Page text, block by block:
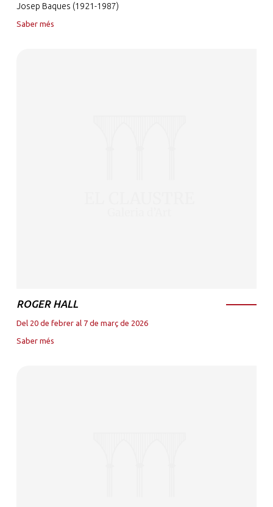
Josep Baques (1921-1987)
Saber més
ROGER HALL
Del 20 de febrer al 7 de març de 2026
Saber més